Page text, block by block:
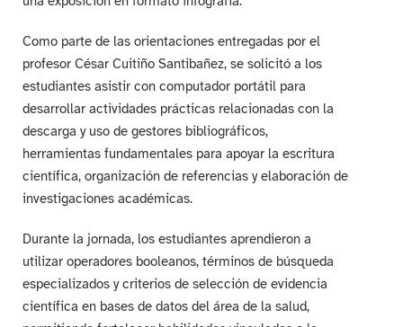
Como parte de las orientaciones entregadas por el
profesor César Cuitiño Santibañez, se solicitó a los
estudiantes asistir con computador portátil para
desarrollar actividades prácticas relacionadas con la
descarga y uso de gestores bibliográficos,
herramientas fundamentales para apoyar la escritura
científica, organización de referencias y elaboración de
investigaciones académicas.
Durante la jornada, los estudiantes aprendieron a
utilizar operadores booleanos, términos de búsqueda
especializados y criterios de selección de evidencia
científica en bases de datos del área de la salud,